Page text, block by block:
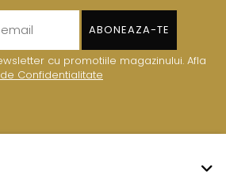
cu promotiile magazinului. Afla
Confidentialitate